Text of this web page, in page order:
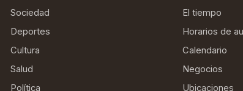
Sociedad
Deportes
Cultura
Salud
Política
El tiempo
Horarios de
Calendario
Negocios
Ubicaciones